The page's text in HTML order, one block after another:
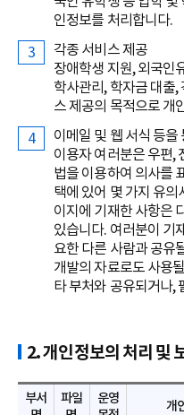
인정보를 처리합니다.
각종 서비스 제공
장애학생 지원, 외국인
학사관리, 학자금 대출,
스 제공의 목적으로 개
이메일 및 웹 서식 등을
이용자 여러분은 우편,
법을 이용하여 의사를
택에 있어 몇 가지 유의
이지에 기재한 사항은
있습니다. 여러분이 기
요한 다른 사람과 공유
개발의 자료로도 사용
타 부처와 공유되거나,
2. 개인정보의 처리 및
부서
파일
운영
개